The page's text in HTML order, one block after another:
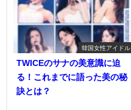
韓国女性アイドル
TWICEのサナの美意識に迫
る！これまでに語った美の秘
訣とは？